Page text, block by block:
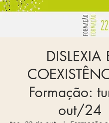
DISLEXIA
Formação:
out/24